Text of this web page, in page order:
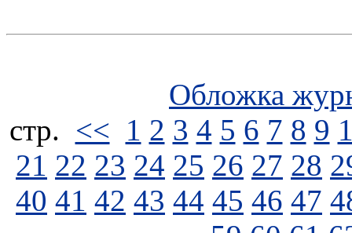
Обложка
стp. << 1 2 3 4 5 6 7 8 9
21 22 23 24 25 26 27 28
40 41 42 43 44 45 46 47